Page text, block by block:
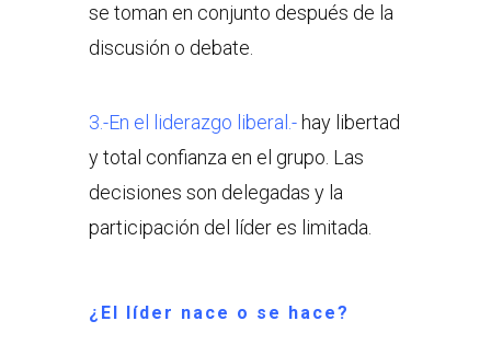
se toman en conjunto después de la
discusión o debate.
3.-En el liderazgo liberal.-hay libertad
y total confianza en el grupo. Las
decisiones son delegadas y la
participación del líder es limitada.
¿El líder nace o se hace?